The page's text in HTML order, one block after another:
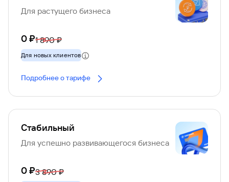
Для растущего бизнеса
0 ₽1 890 ₽
Для новых клиентов
Подробнее о тарифе
Стабильный
Для успешно развивающегося бизнеса
0 ₽3 890 ₽